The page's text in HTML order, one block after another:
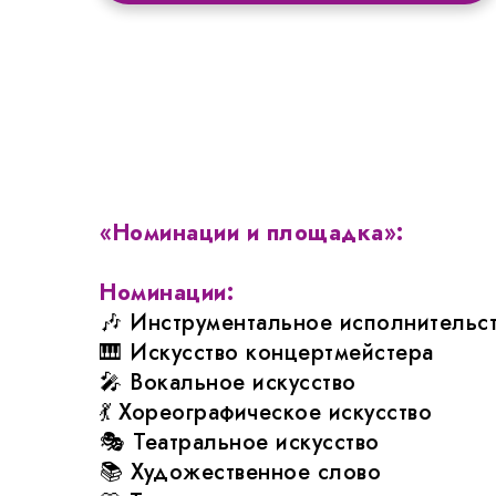
«Номинации и площадка»:
Номинации:
🎶 Инструментальное
🎹 Искусство концертмейстера
🎤 Вокальное искусство
💃 Хореографическое искусство
🎭 Театральное искусство
📚 Художественное слово